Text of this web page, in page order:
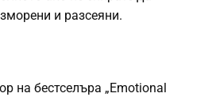
и разсеяни.
на бестселъра „Emotional